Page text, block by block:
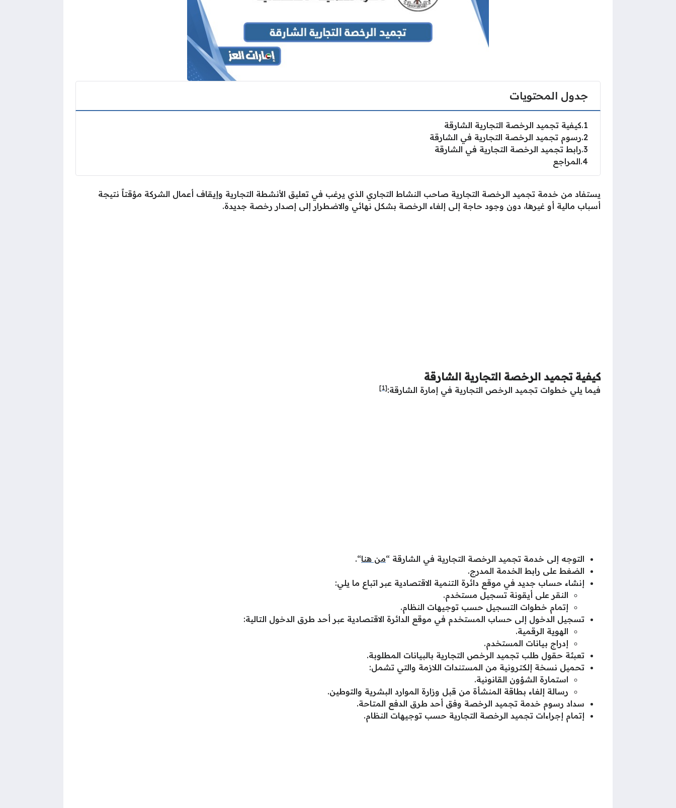
جدول المحتويات
1 كيفية تجميد الرخصة التجارية الشارقة
2 رسوم تجميد الرخصة التجارية في الشارقة
3 رابط تجميد الرخصة التجارية في الشارقة
4 المراجع
يستفاد من خدمة تجميد الرخصة التجارية صاحب النشاط التجاري الذي يرغب في تعليق الأنشطة التجارية وإيقاف أعمال الشركة مؤقتاً نتيجة
أسباب مالية أو غيرها، دون وجود حاجة إلى إلغاء الرخصة بشكل نهائي والاضطرار إلى إصدار رخصة جديدة.
كيفية تجميد الرخصة التجارية الشارقة
فيما يلي خطوات تجميد الرخص التجارية في إمارة الشارقة:[1]
التوجه إلى خدمة تجميد الرخصة التجارية في الشارقة “من هنا“.
الضغط على رابط الخدمة المدرج.
إنشاء حساب جديد في موقع دائرة التنمية الاقتصادية عبر اتباع ما يلي:
النقر على أيقونة تسجيل مستخدم.
إتمام خطوات التسجيل حسب توجيهات النظام.
تسجيل الدخول إلى حساب المستخدم في موقع الدائرة الاقتصادية عبر أحد طرق الدخول التالية:
الهوية الرقمية.
إدراج بيانات المستخدم.
تعبئة حقول طلب تجميد الرخص التجارية بالبيانات المطلوبة.
تحميل نسخة إلكترونية من المستندات اللازمة والتي تشمل:
استمارة الشؤون القانونية.
رسالة إلغاء بطاقة المنشأة من قبل وزارة الموارد البشرية والتوطين.
سداد رسوم خدمة تجميد الرخصة وفق أحد طرق الدفع المتاحة.
إتمام إجراءات تجميد الرخصة التجارية حسب توجيهات النظام.